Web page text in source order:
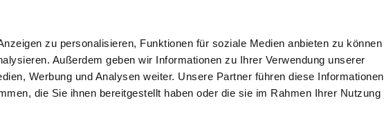
zu personalisieren, Funktionen für soziale Medien anbieten zu können
Außerdem geben wir Informationen zu Ihrer Verwendung unserer
Werbung und Analysen weiter. Unsere Partner führen diese Informationen
die Sie ihnen bereitgestellt haben oder die sie im Rahmen Ihrer Nutzung